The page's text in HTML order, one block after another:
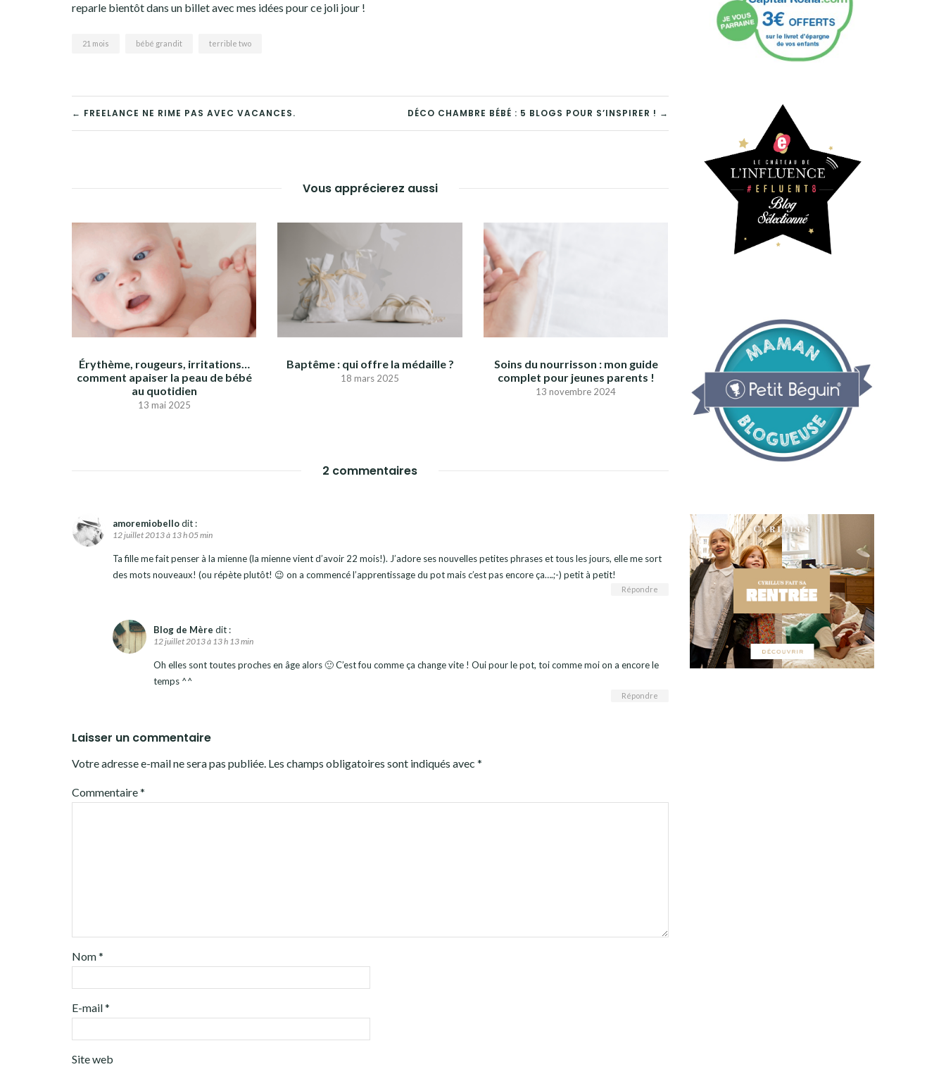
reparle bientôt dans un billet avec mes idées pour ce joli jour !
21 mois bébé grandit terrible two
← FREELANCE NE RIME PAS AVEC VACANCES. DÉCO CHAMBRE BÉBÉ : 5 BLOGS POUR S’INSPIRER ! →
Vous apprécierez aussi
Érythème, rougeurs, irritations…
comment apaiser la peau de bébé
au quotidien
13 mai 2025
Baptême : qui offre la médaille ?
18 mars 2025
Soins du nourrisson : mon guide
complet pour jeunes parents !
13 novembre 2024
2 commentaires
amoremiobellodit :
12 juillet 2013 à 13 h 05 min
Ta fille me fait penser à la mienne (la mienne vient d’avoir 22 mois!). J’adore ses nouvelles petites phrases et tous les jours, elle me sort
des mots nouveaux! (ou répète plutôt! 😉 on a commencé l’apprentissage du pot mais c’est pas encore ça….;-) petit à petit!
Répondre
Blog de Mère dit :
12 juillet 2013 à 13 h 13 min
Oh elles sont toutes proches en âge alors 🙂 C’est fou comme ça change vite ! Oui pour le pot, toi comme moi on a encore le
temps ^^
Répondre
Laisser un commentaire
Votre adresse e-mail ne sera pas publiée. Les champs obligatoires sont indiqués avec *
Commentaire*
Nom*
E-mail*
Site web